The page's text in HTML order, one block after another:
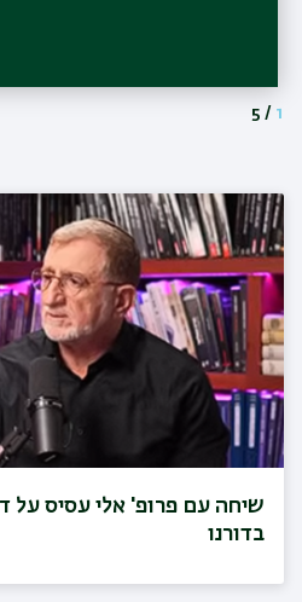
1
/
5
שיחה עם פרופ' אלי עסיס על
בדורנו